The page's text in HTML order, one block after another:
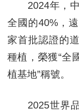
2024年，中
全國的40%，
家首批認證的
種植，榮獲“全
植基地”稱號。
2025世界品